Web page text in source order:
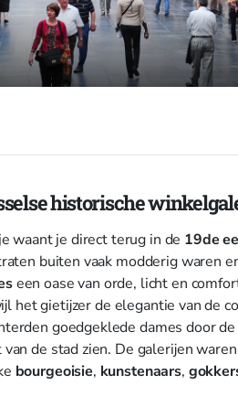
historische
waant je direct terug in de 19de
buiten vaak modderig waren
een oase van orde, licht en
het gietijzer de elegantie van de
goedgeklede dames door
de stad zien. De galerijen
bourgeoisie, kunstenaars,